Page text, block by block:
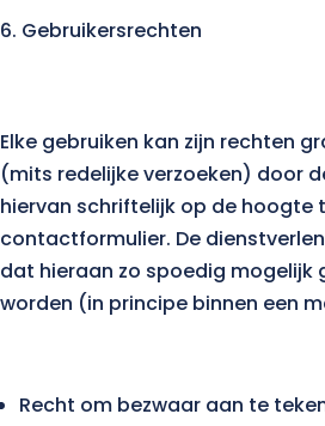
Gebruikersrechten
Elke gebruiken kan zijn rechten
(mits redelijke verzoeken) door
hiervan schriftelijk op de hoogte
contactformulier. De
dat hieraan zo spoedig mogelijk
worden (in principe binnen een
Recht om bezwaar aan te